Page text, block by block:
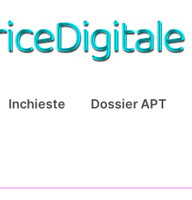
Inchieste Dossier APT